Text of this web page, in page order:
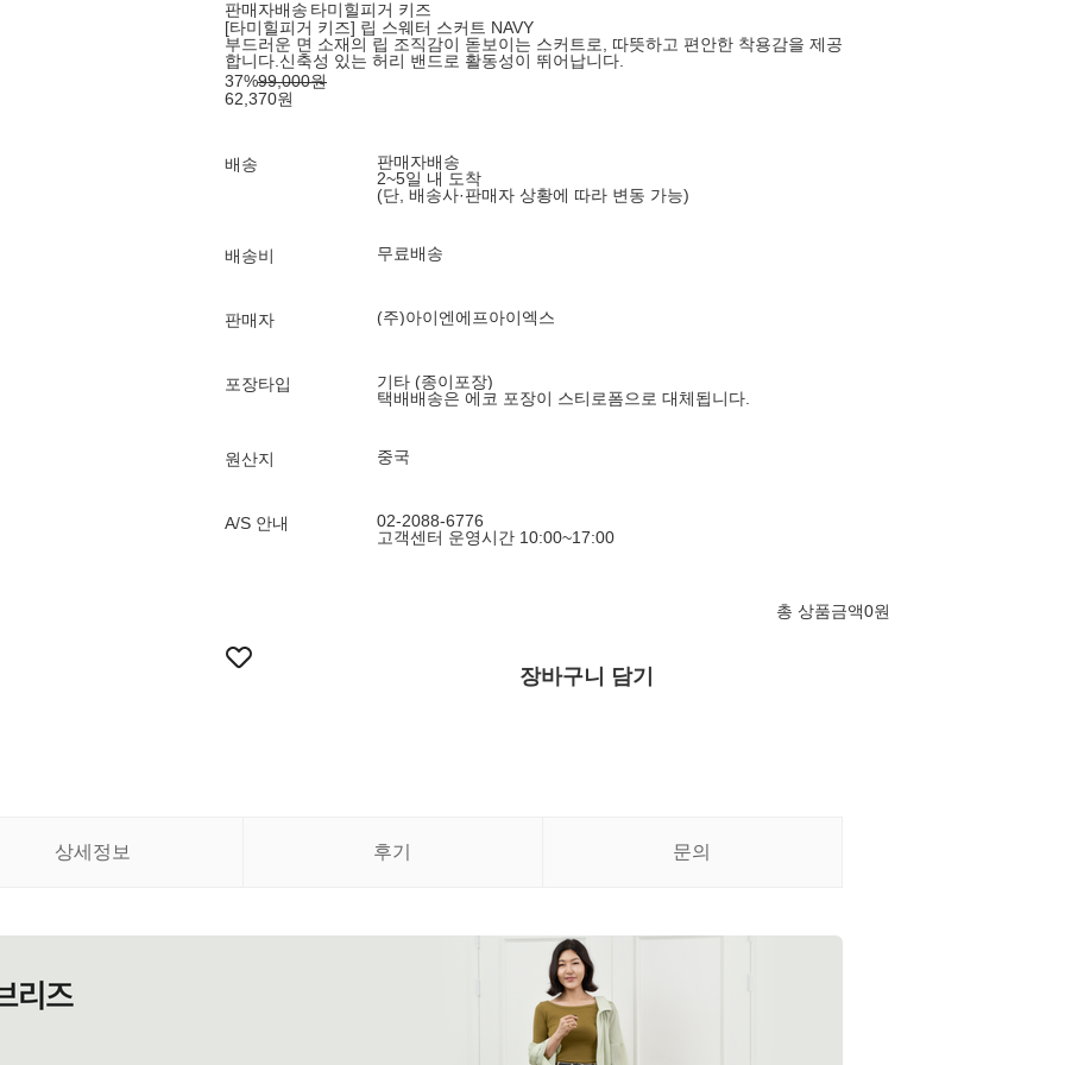
판매자배송 타미힐피거 키즈
[타미힐피거 키즈] 립 스웨터 스커트 NAVY
부드러운 면 소재의 립 조직감이 돋보이는 스커트로, 따뜻하고 편안한 착용감을 제공
합니다.신축성 있는 허리 밴드로 활동성이 뛰어납니다.
37%99,000원
62,370원
배송
판매자배송
2~5일 내 도착
(단, 배송사·판매자 상황에 따라 변동 가능)
배송비 무료배송
판매자 (주)아이엔에프아이엑스
포장타입
기타 (종이포장)
택배배송은 에코 포장이 스티로폼으로 대체됩니다.
원산지 중국
A/S 안내
02-2088-6776
고객센터 운영시간 10:00~17:00
총 상품금액0원
장바구니 담기
상세정보 후기 문의